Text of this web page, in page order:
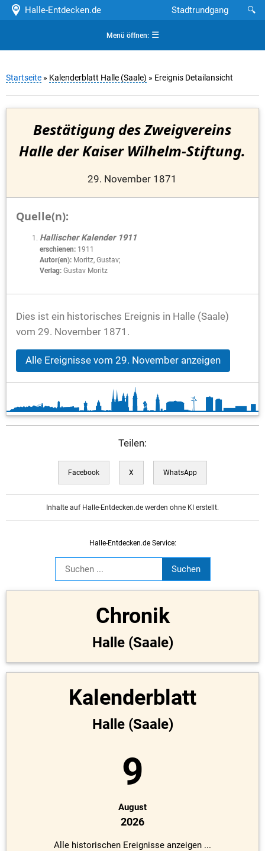
Halle-Entdecken.de 🔍
Stadtrundgang
Menü öffnen:☰
Startseite » Kalenderblatt Halle (Saale) » Ereignis Detailansicht
Bestätigung des Zweigvereins
Halle der Kaiser Wilhelm-Stiftung.
29. November 1871
Quelle(n):
Hallischer Kalender 1911
erschienen: 1911
Autor(en): Moritz, Gustav;
Verlag: Gustav Moritz
Dies ist ein historisches Ereignis in Halle (Saale)
vom 29. November 1871.
Alle Ereignisse vom 29. November anzeigen
Teilen:
Facebook X WhatsApp
Inhalte auf Halle-Entdecken.de werden ohne KI erstellt.
Halle-Entdecken.de Service:
Chronik
Halle (Saale)
Kalenderblatt
Halle (Saale)
9
August
2026
Alle historischen Ereignisse anzeigen ...